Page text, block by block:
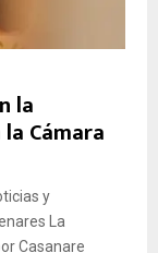
la
Cámara
y
La
Casanare